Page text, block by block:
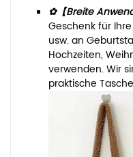
✿【Breite
Geschenk für
usw. an
Hochzeiten,
verwenden. Wir
praktische